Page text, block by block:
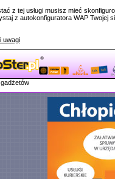
z tej usługi musisz mieć
z autokonfiguratora WAP Twojej
uwagi